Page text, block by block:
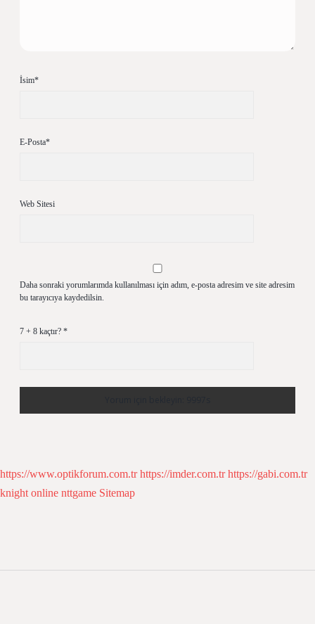
İsim*
E-Posta*
Web Sitesi
Daha sonraki yorumlarımda kullanılması için adım, e-posta adresim ve site adresim
bu tarayıcıya kaydedilsin.
7 + 8 kaçtır? *
https://www.optikforum.com.tr https://imder.com.tr https://gabi.com.tr
knight online nttgame Sitemap